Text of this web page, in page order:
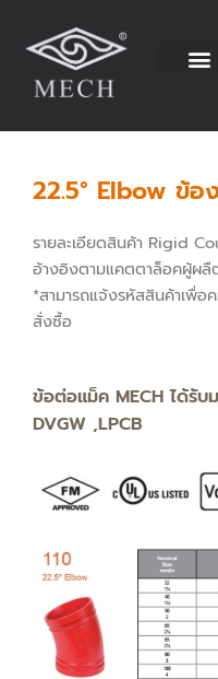
content
22.5° Elbow ข้อ
รายละเอียดสินค้า Rigid
อ้างอิงตามแคตตาล็อคผู้ผลื
*สามารถแจ้งรหัสสินค้าเพื่อ
สั่งซื้อ
ข้อต่อแม็ค MECH ได้รับ
DVGW ,LPCB